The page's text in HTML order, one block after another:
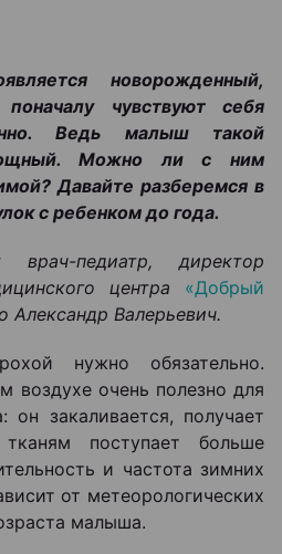
новорожденный,
чувствуют себя
Ведь малыш такой
Можно ли с ним
Давайте разберемся в
с ребенком до года.
врач-педиатр, директор
центра «Добрый
Александр Валерьевич.
нужно обязательно.
воздухе очень полезно для
он закаливается, получает
поступает больше
и частота зимних
от метеорологических
малыша.